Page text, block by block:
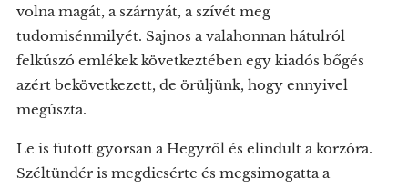
volna magát, a szárnyát, a szívét meg
tudomisénmilyét. Sajnos a valahonnan hátulról
felkúszó emlékek következtében egy kiadós bőgés
azért bekövetkezett, de örüljünk, hogy ennyivel
megúszta.
Le is futott gyorsan a Hegyről és elindult a korzóra.
Széltündér is megdicsérte és megsimogatta a